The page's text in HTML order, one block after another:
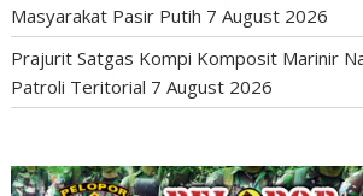
Masyarakat Pasir Putih 7 August 2026
Prajurit Satgas Kompi Komposit Marinir
Patroli Teritorial 7 August 2026